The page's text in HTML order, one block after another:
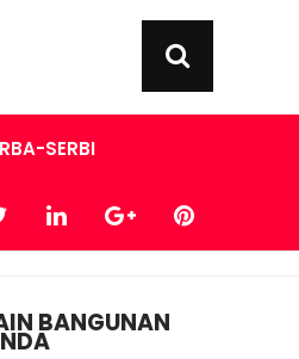
SERBI
BANGUNAN